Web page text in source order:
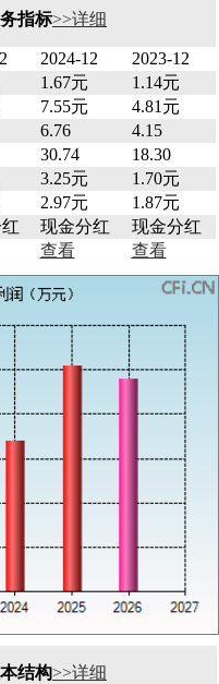
指标>>详细
2024-12
2023-12
1.67元
1.14元
7.55元
4.81元
6.76
4.15
30.74
18.30
3.25元
1.70元
2.97元
1.87元
现金分红
现金分红
查看 查看
结构>>详细